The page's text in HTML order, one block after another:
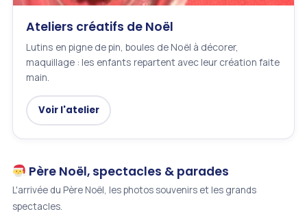
Ateliers créatifs de Noël
Lutins en pigne de pin, boules de Noël à décorer,
maquillage : les enfants repartent avec leur création faite
main.
Voir l'atelier
Père Noël, spectacles & parades
L'arrivée du Père Noël, les photos souvenirs et les grands
spectacles.